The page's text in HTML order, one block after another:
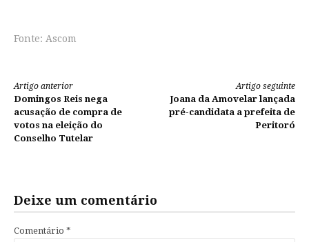
Fonte: Ascom
Continue
lendo
Artigo anterior
Domingos Reis nega
acusação de compra de
votos na eleição do
Conselho Tutelar
Artigo seguinte
Joana da Amovelar lançada
pré-candidata a prefeita de
Peritoró
Deixe um comentário
Comentário *